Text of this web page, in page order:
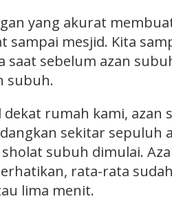
yang akurat
sampai mesjid. Kita
saat sebelum azan
subuh.
dekat rumah kami, azan
sekitar sepuluh
subuh dimulai.
rata-rata
lima menit.